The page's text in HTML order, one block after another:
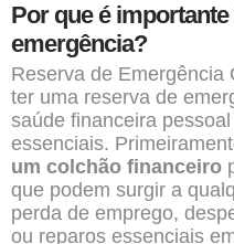
Por que é
emergência?
Reserva de Emergência
ter uma reserva de
saúde financeira
essenciais.
um colchão financeiro
que podem surgir a
perda de emprego,
ou reparos essenciais